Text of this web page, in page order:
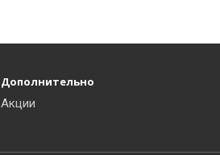
Дополнительно
Акции